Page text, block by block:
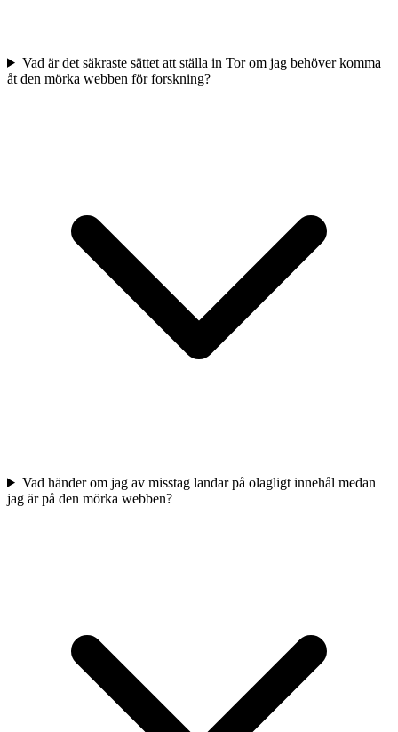
Vad är det säkraste sättet att ställa in Tor om jag behöver komma
åt den mörka webben för forskning?
Vad händer om jag av misstag landar på olagligt innehål medan
jag är på den mörka webben?